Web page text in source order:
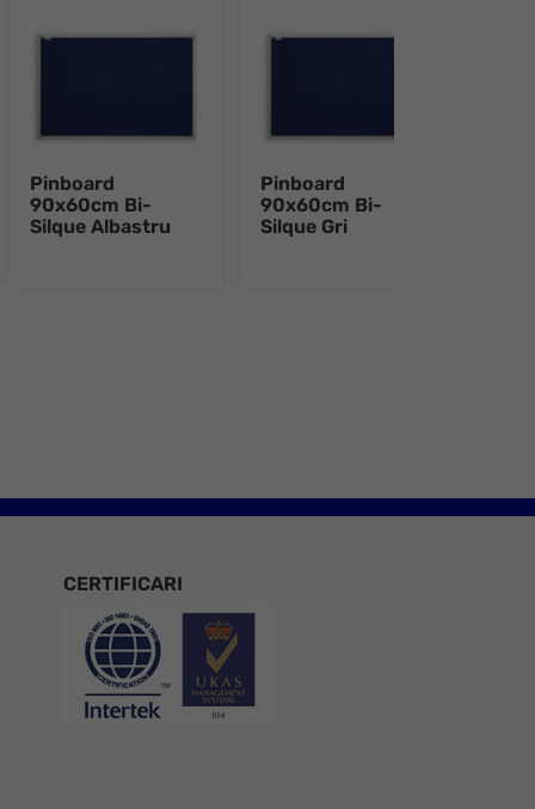
Pinboard
90x60cm Bi-
Silque Albastru
Pinboard
90x60cm Bi-
Silque Gri
CERTIFICARI